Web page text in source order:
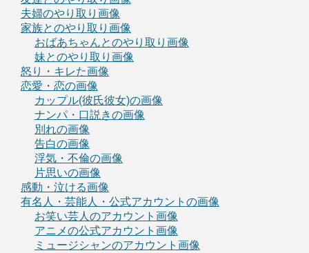
夫婦のやり取り画像
家族とのやり取り画像
おばあちゃんとのやり取り画像
妹とのやり取り画像
怒り・キレた画像
恋愛・恋の画像
カップル(彼氏彼女)の画像
ナンパ・口説きの画像
別れの画像
告白の画像
浮気・不倫の画像
片思いの画像
感動・泣ける画像
有名人・芸能人・公式アカウントの画像
お笑い芸人のアカウント画像
アニメの公式アカウント画像
ミュージシャンのアカウント画像